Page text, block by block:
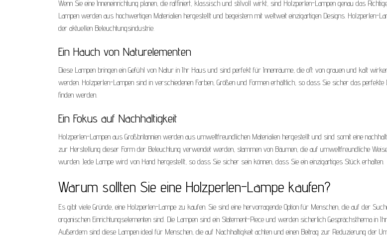
Wenn Sie eine Inneneinrichtung planen, die raffiniert, klassisch und stilvoll wirkt, sind Holzperlen-Lampen genau das
Lampen werden aus hochwertigen Materialien hergestellt und begeistern mit weltweit einzigartigen Designs. Holzperlen-
der aktuellen Beleuchtungsindustrie.
Ein Hauch von Naturelementen
Diese Lampen bringen ein Gefühl von Natur in Ihr Haus und sind perfekt für Innenräume, die oft von grauen und kalt
werden. Holzperlen-Lampen sind in verschiedenen Farben, Größen und Formen erhältlich, so dass Sie sicher das
finden werden.
Ein Fokus auf Nachhaltigkeit
Holzperlen-Lampen aus Großbritannien werden aus umweltfreundlichen Materialien hergestellt und sind somit eine
zur Herstellung dieser Form der Beleuchtung verwendet werden, stammen von Bäumen, die auf umweltfreundliche
wurden. Jede Lampe wird von Hand hergestellt, so dass Sie sicher sein können, dass Sie ein einzigartiges Stück erhalten.
Warum sollten Sie eine Holzperlen-Lampe kaufen?
Es gibt viele Gründe, eine Holzperlen-Lampe zu kaufen. Sie sind eine hervorragende Option für Menschen, die auf der
organischen Einrichtungselementen sind. Die Lampen sind ein Statement-Piece und werden sicherlich Gesprächsthema in
Außerdem sind diese Lampen ideal für Menschen, die auf Nachhaltigkeit achten und einen Beitrag zur Reduzierung der